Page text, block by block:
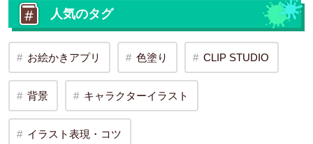
人気のタグ
お絵かきアプリ 色塗り CLIP STUDIO
背景 キャラクターイラスト
イラスト表現・コツ